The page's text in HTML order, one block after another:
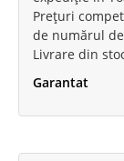
Prețuri
de numărul
Livrare din
Garantat